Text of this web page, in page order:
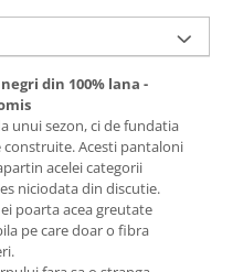
din 100% lana -
unui sezon, ci de fundatia
Acesti pantaloni
acelei categorii
niciodata din discutie.
poarta acea greutate
pe care doar o fibra